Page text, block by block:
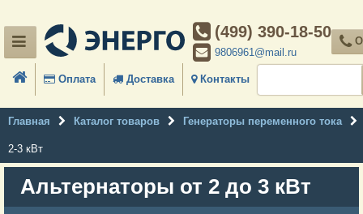
(499) 390-18-50
9806961@mail.ru
Оплата Доставка Контакты
Главная Каталог товаров Генераторы переменного тока
2-3 кВт
Альтернаторы от 2 до 3 кВт